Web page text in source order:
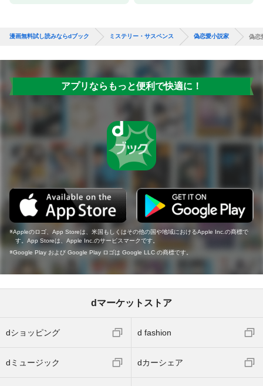
漫画無料試し読みならdブック ミステリー・サスペンス 偽恋愛小説家 偽恋
アプリならもっと便利で快適に！
Appleのロゴ、App Storeは、米国もしくはその他の国や地域におけるApple Inc.の商標で
す。App Storeは、Apple Inc.のサービスマークです。
Google Play および Google Play ロゴは Google LLC の商標です。
dマーケットストア
dショッピング d fashion
dミュージック dカーシェア